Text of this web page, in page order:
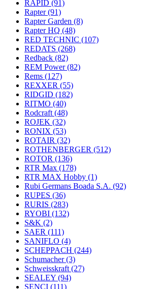
RAPID (91)
Rapter(91)
Rapter Garden (8)
Rapter HQ (48)
RED TECHNIC (107)
REDATS (268)
Redback (82)
REM Power(82)
Rems (127)
REXXER (55)
RIDGID (182)
RITMO (40)
Rodcraft (48)
ROJEK (32)
RONIX (53)
ROTAIR (32)
ROTHENBERGER (512)
ROTOR (136)
RTR Max (178)
RTR MAX Hobby (1)
Rubi Germans Boada S.A. (92)
RUPES (36)
RURIS (283)
RYOBI (132)
S&K (2)
SAER (111)
SANIFLO (4)
SCHEPPACH (244)
Schumacher(3)
Schweisskraft (27)
SEALEY (94)
SENCI (111)